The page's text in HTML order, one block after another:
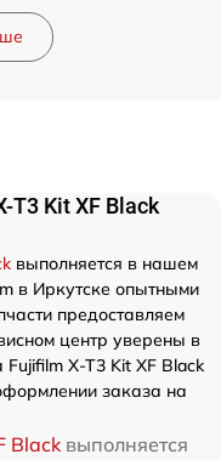
T3 Kit XF Black
выполняется в нашем
в Иркутске опытными
предоставляем
центр уверены в
X-T3 Kit XF Black
заказа на
Blackвыполняется